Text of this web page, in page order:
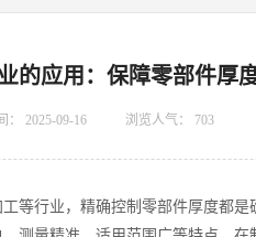
的应用：保障零部件厚
： 2025-09-16 浏览人气： 703
行业，精确控制零部件厚度都是